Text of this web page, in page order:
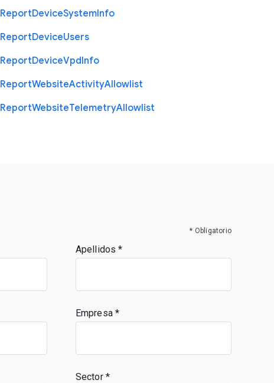
ReportDeviceSystemInfo
ReportDeviceUsers
ReportDeviceVpdInfo
ReportWebsiteActivityAllowlist
ReportWebsiteTelemetryAllowlist
* Obligatorio
Apellidos
Empresa
Sector *